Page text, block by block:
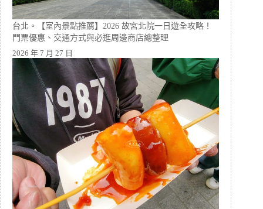
台北。【室內景點推薦】2026 故宮北院一日遊全攻略！
門票優惠、交通方式與必逛周邊商店總整理
2026 年 7 月 27 日